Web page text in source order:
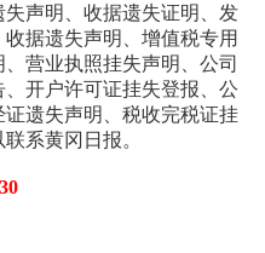
声明、收据遗失证明、发
据遗失声明、增值税专用
营业执照挂失声明、公司
、开户许可证挂失登报、公
遗失声明、税收完税证挂
系黄冈日报。